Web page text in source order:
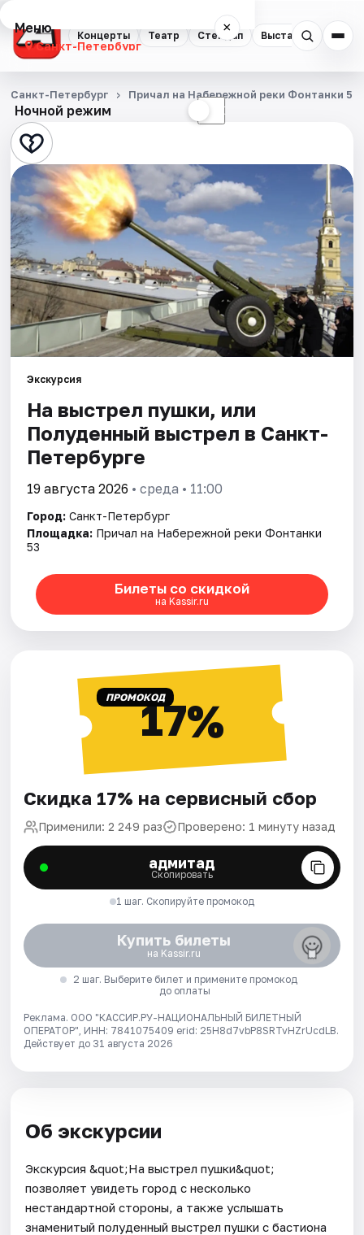
Концерты Театр Стендап Выставки
Меню ×
Санкт-Петербург
Концерты
Театр
Стендап
Выставки
Квесты
Экскурсии
Спорт
События
Города
Площадки
Артисты
Рейтинги
Ночной режим ☾
Санкт-Петербург Причал на Набережной реки Фонтанки 53
Экскурсия
На выстрел пушки, или
Полуденный выстрел в Санкт-
Петербурге
19 августа 2026 • среда • 11:00
Город: Санкт-Петербург
Площадка: Причал на Набережной реки Фонтанки
53
Билеты со скидкой
на Kassir.ru
ПРОМОКОД17%
Скидка 17% на сервисный сбор
Применили: 2 249 раз Проверено: 1 минуту назад
адмитад
Скопировать
1 шаг. Скопируйте промокод
Купить билеты
на Kassir.ru
2 шаг. Выберите билет и примените промокод
до оплаты
Реклама. ООО "КАССИР.РУ-НАЦИОНАЛЬНЫЙ БИЛЕТНЫЙ
ОПЕРАТОР", ИНН: 7841075409 erid: 25H8d7vbP8SRTvHZrUcdLB.
Действует до 31 августа 2026
Об экскурсии
Экскурсия &quot;На выстрел пушки&quot;
позволяет увидеть город с несколько
нестандартной стороны, а также услышать
знаменитый полуденный выстрел пушки с бастиона